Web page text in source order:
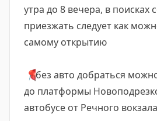
утра до 8 вечера, в поисках
приезжать следует как
самому открытию
📍без авто добраться
до платформы
автобусе от Речного вокзала